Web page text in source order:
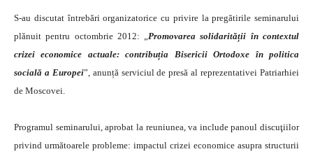
S-au discutat întrebări organizatorice cu privire la pregătirile seminarului
plănuit pentru octombrie 2012: „Promovarea solidarității în contextul
crizei economice actuale: contribuția Bisericii Ortodoxe în politica
socială a Europei”, anunță serviciul de presă al reprezentativei Patriarhiei
de Moscovei.
Programul seminarului, aprobat la reuniunea, va include panoul discuţiilor
privind următoarele probleme: impactul crizei economice asupra structurii